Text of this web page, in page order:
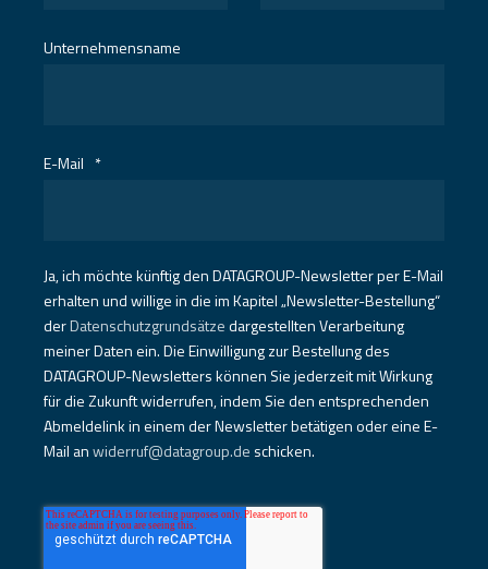
Unternehmensname
E-Mail *
Ja, ich möchte künftig den DATAGROUP-Newsletter per E-Mail
erhalten und willige in die im Kapitel „Newsletter-Bestellung“
derDatenschutzgrundsätzedargestellten Verarbeitung
meiner Daten ein. Die Einwilligung zur Bestellung des
DATAGROUP-Newsletters können Sie jederzeit mit Wirkung
für die Zukunft widerrufen, indem Sie den entsprechenden
Abmeldelink in einem der Newsletter betätigen oder eine E-
Mail anwiderruf@datagroup.de schicken.